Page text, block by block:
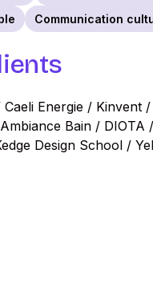
Communication
Energie /
Bain /
Design School /